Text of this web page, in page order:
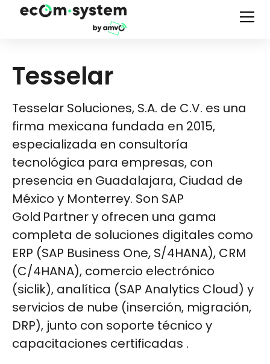
Tesselar
Tesselar Soluciones, S.A. de C.V. es una
firma mexicana fundada en 2015,
especializada en consultoría
tecnológica para empresas, con
presencia en Guadalajara, Ciudad de
México y Monterrey. Son SAP
Gold Partner y ofrecen una gama
completa de soluciones digitales como
ERP (SAP Business One, S/4HANA), CRM
(C/4HANA), comercio electrónico
(siclik), analítica (SAP Analytics Cloud) y
servicios de nube (inserción, migración,
DRP), junto con soporte técnico y
capacitaciones certificadas .